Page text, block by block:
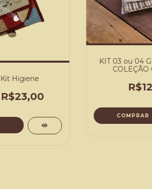
Higiene
R$23,00
KIT 03 ou 04
COLEÇÃO